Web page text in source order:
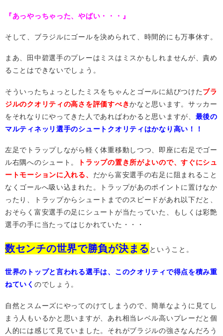
『あっやっちゃった、やばい・・・』
そして、ブラジルにゴールを決められて、時間的にも万事休す。
まあ、田中碧選手のプレーはミスはミスかもしれませんが、責め
ることはできないでしょう。
そういったちょっとしたミスをちゃんとゴールに結びつけたブラ
ジルのクオリティの高さを評価すべきかなと思います。サッカー
をそれなりにやってきた人であればわかると思いますが、 最後の
マルティネッリ選手のシュートクオリティはかなり高い！！
左足でトラップしながら軽く体重移動しつつ、即座に右足でゴー
ル右隅へのシュート。
トラップの置き所がよいので、すぐにシュ
ートモーションに入れる、 だから富安選手の右足に阻まれること
なくゴールへ吸い込まれた。トラップがあのポイントに置けなか
ったり、トラップからシュートまでのスピードがあれ以下だと、
おそらく富安選手の足にシュートが当たっていた、もしくは彩艶
選手の手に当たってはじかれていた・・・
数センチの世界で勝負が決まる ということ。
世界のトップと言われる選手は、このクオリティで得点を積み重
ねていく のでしょう。
自然とスムーズにやってのけてしまうので、簡単なように見てし
まう人もいるかと思いますが、あれ相当レベル高いプレーだと個
人的には感じて見ていました。それがブラジルの強さなんだろう